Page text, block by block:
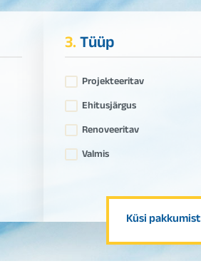
3.Tüüp
Projekteeritav
Ehitusjärgus
Renoveeritav
Valmis
Küsi pakkumist